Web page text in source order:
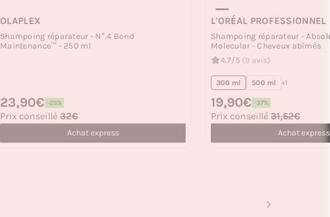
OLAPLEX
Shampoing réparateur - N°.4 Bond
Maintenance™ - 250 ml
Prix soldé
23,90€ -25%
Prix habituel
Prix conseillé 32€
Achat express
L'ORÉAL PROFESSIONNEL
Shampoing réparateur -
Molecular - Cheveux abîmés
4.7/5 (9 avis)
300 ml 500 ml +1
Prix soldé
19,90€ -37%
Prix habituel
Prix conseillé 31,52€
Achat express